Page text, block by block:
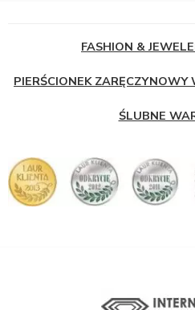
FASHION &
PIERŚCIONEK ZARĘCZYNOWY
ŚLUBNE